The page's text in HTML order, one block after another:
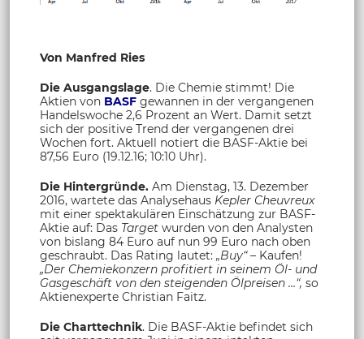
Von Manfred Ries
Die Ausgangslage. Die Chemie stimmt! Die
Aktien von BASF gewannen in der vergangenen
Handelswoche 2,6 Prozent an Wert. Damit setzt
sich der positive Trend der vergangenen drei
Wochen fort. Aktuell notiert die BASF-Aktie bei
87,56 Euro (19.12.16; 10:10 Uhr).
Die Hintergründe. Am Dienstag, 13. Dezember
2016, wartete das Analysehaus Kepler Cheuvreux
mit einer spektakulären Einschätzung zur BASF-
Aktie auf: Das Target wurden von den Analysten
von bislang 84 Euro auf nun 99 Euro nach oben
geschraubt. Das Rating lautet: „Buy“– Kaufen!
„Der Chemiekonzern profitiert in seinem Öl- und
Gasgeschäft von den steigenden Ölpreisen …“, so
Aktienexperte Christian Faitz.
Die Charttechnik. Die BASF-Aktie befindet sich